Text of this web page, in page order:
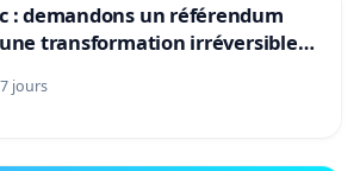
: demandons un référendum
transformation irréversible
»
jours